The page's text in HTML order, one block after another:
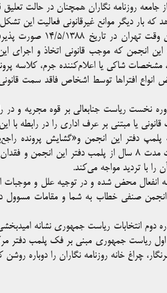
جامعه روزنامه نگاران همچنان در حالت تعلیق
که بار دیگر موانع غیرقانونی فعالیت این
۱- پلمب دفتر این انجمن در
این انجمن که موجب قانونی اتخاذ و اجرای
شاکی یا اعلام‌کننده جرم، کلاسه
افتراها توسط اشخاص فاقد سمت
نخست ریاست جنابعالی بر قوه‌ مجریه و در
یا مبتنی بر عرف اداری را در رابطه با
دفتر این انجمن و«گشایش پرونده
دادسرای عمومی و انقلاب تهران»، با توجه به گذشت مدت ۸ سال
با تردید مواجه می‌کند.
محض شده و در توجیه علل و موجبات
صنفی خطاب به شما و مقامات مسوول در
دوم انتخابات ریاست جمهوری نشانه
اول ریاست جمهوری مبنی بر فک پلمب دفتر
چراغ خانه روزنامه نگاران را دوباره روشن